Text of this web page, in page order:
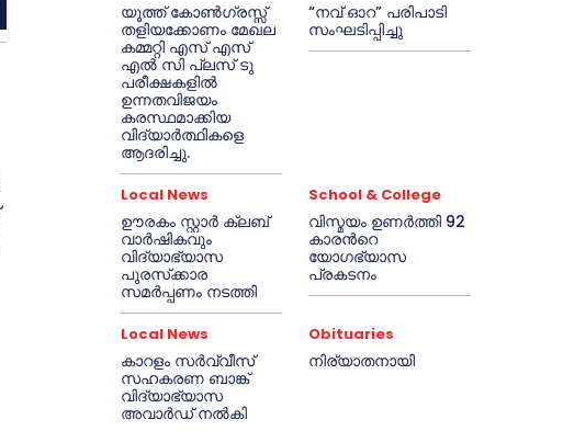
യൂത്ത് കോൺഗ്രസ്സ്
തളിയക്കോണം മേഖല
കമ്മറ്റി എസ് എസ്
എൽ സി പ്ലസ് ടു
പരീക്ഷകളിൽ
ഉന്നതവിജയം
കരസ്ഥമാക്കിയ
വിദ്യാർത്ഥികളെ
ആദരിച്ചു.
“നവ് ഓറ” പരിപാടി
സംഘടിപ്പിച്ചു
Local News
ഊരകം സ്റ്റാർ ക്ലബ്
വാർഷികവും
വിദ്യാഭ്യാസ
പുരസ്‌ക്കാര
സമർപ്പണം നടത്തി
School & College
വിസ്മയം ഉണർത്തി 92
കാരൻറെ
യോഗഭ്യാസ
പ്രകടനം
Local News
കാറളം സർവ്വീസ്
സഹകരണ ബാങ്ക്
വിദ്യാഭ്യാസ
അവാർഡ് നൽകി
Obituaries
നിര്യാതനായി